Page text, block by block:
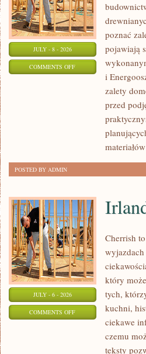
JULY - 8 - 2026
COMMENTS OFFON
FORMALNOŚCI
poznać
pojawiają
i
zalety
przed
POSTED BY ADMIN
JULY - 6 - 2026
COMMENTS OFFON
Cherrish
który
tych,
kuchni,
ciekawe
czemu
teksty